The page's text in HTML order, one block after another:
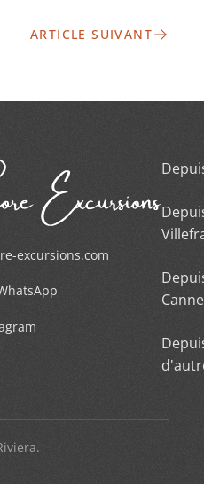
ARTICLE SUIVANT
excursions.com